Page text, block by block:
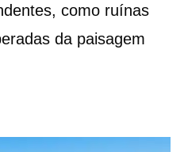
como ruínas
da paisagem